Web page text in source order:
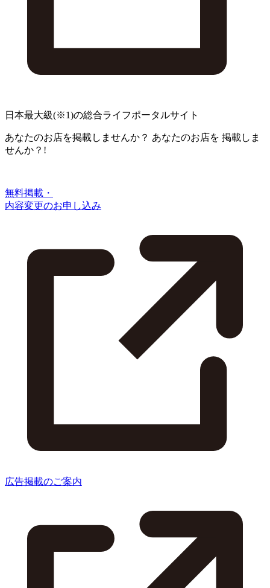
日本最大級(※1)の総合ライフポータルサイト
あなたのお店を掲載しませんか？ あなたのお店を 掲載しま
せんか？!
無料掲載・
内容変更のお申し込み
広告掲載のご案内